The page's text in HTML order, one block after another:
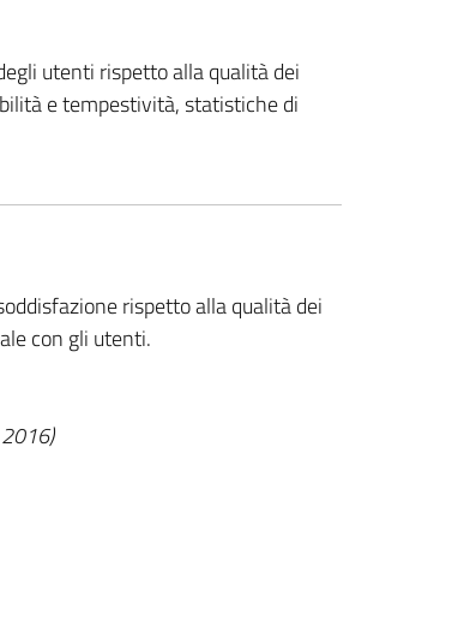
utenti rispetto alla qualità dei
e tempestività, statistiche di
rispetto alla qualità dei
con gli utenti.